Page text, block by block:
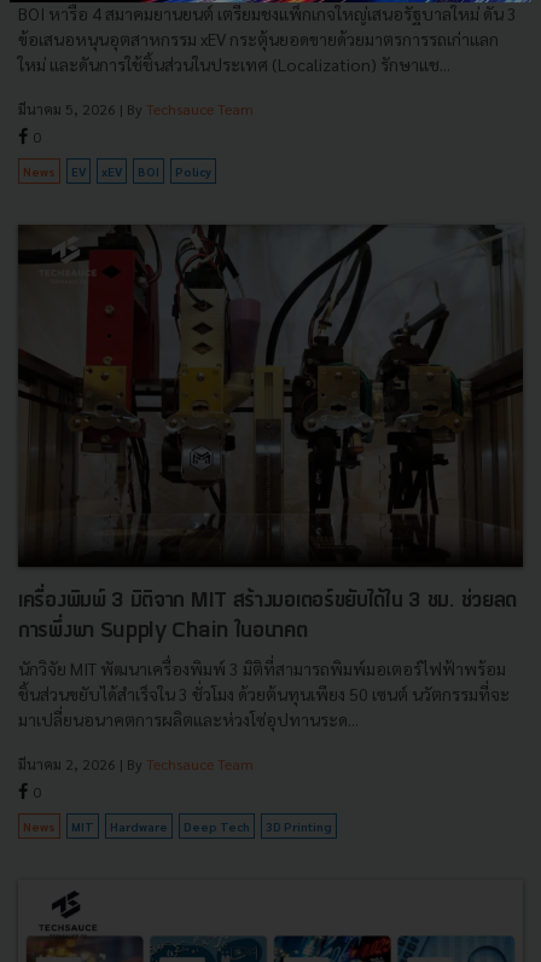
BOI หารือ 4 สมาคมยานยนต์ เตรียมชงแพ็กเกจใหญ่เสนอรัฐบาลใหม่ ดัน 3
ข้อเสนอหนุนอุตสาหกรรม xEV กระตุ้นยอดขายด้วยมาตรการรถเก่าแลก
ใหม่ และดันการใช้ชิ้นส่วนในประเทศ (Localization) รักษาแช...
มีนาคม 5, 2026 | By Techsauce Team
0
News EV xEV BOI Policy
เครื่องพิมพ์ 3 มิติจาก MIT สร้างมอเตอร์ขยับได้ใน 3 ชม. ช่วยลด
การพึ่งพา Supply Chain ในอนาคต
นักวิจัย MIT พัฒนาเครื่องพิมพ์ 3 มิติที่สามารถพิมพ์มอเตอร์ไฟฟ้าพร้อม
ชิ้นส่วนขยับได้สำเร็จใน 3 ชั่วโมง ด้วยต้นทุนเพียง 50 เซนต์ นวัตกรรมที่จะ
มาเปลี่ยนอนาคตการผลิตและห่วงโซ่อุปทานระด...
มีนาคม 2, 2026 | By Techsauce Team
0
News MIT Hardware Deep Tech 3D Printing